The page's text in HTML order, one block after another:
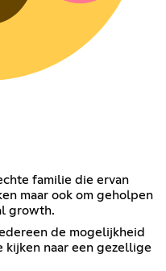
familie die ervan
maar ook om geholpen
growth.
de mogelijkheid
kijken naar een gezellige